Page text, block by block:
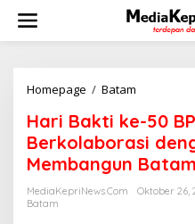
w
Homepage / Batam
r
i
B
a
k
Hari Bakti ke-50
Berkolaborasi
Membangun Batam
MediaKepriNews.com
Oktober 26,
Batam